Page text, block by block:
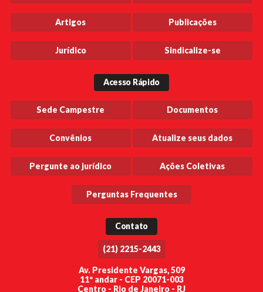
Artigos Publicações
Jurídico Sindicalize-se
Acesso Rápido
Sede Campestre Documentos
Convênios Atualize seus dados
Pergunte ao jurídico Ações Coletivas
Perguntas Frequentes
Contato
(21) 2215-2443
Av. Presidente Vargas, 509
11º andar - CEP 20071-003
Centro - Rio de Janeiro - RJ